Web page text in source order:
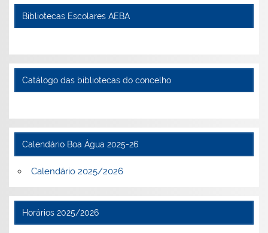
Bibliotecas Escolares AEBA
Catálogo das bibliotecas do concelho
Calendário Boa Água 2025-26
Calendário 2025/2026
Horários 2025/2026